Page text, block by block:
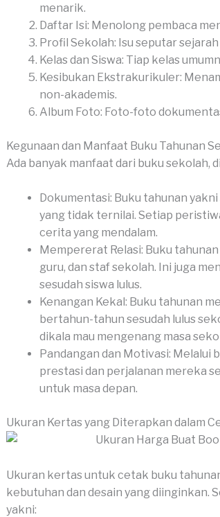
menarik.
Daftar Isi: Menolong pembaca
Profil Sekolah: Isu seputar
Kelas dan Siswa: Tiap kelas
Kesibukan Ekstrakurikuler:
non-akademis.
Album Foto: Foto-foto
Kegunaan dan Manfaat Buku Tahunan
Ada banyak manfaat dari buku sekolah,
Dokumentasi: Buku tahunan
yang tidak ternilai. Setiap
cerita yang mendalam.
Mempererat Relasi: Buku
guru, dan staf sekolah. Ini juga
sesudah siswa lulus.
Kenangan Kekal: Buku tahunan
bertahun-tahun sesudah lulus
dikala mau mengenang masa
Pandangan dan Motivasi: Melalui
prestasi dan perjalanan mereka
untuk masa depan.
Ukuran Kertas yang Diterapkan dalam
Ukuran kertas untuk cetak buku
kebutuhan dan desain yang diinginkan.
yakni: